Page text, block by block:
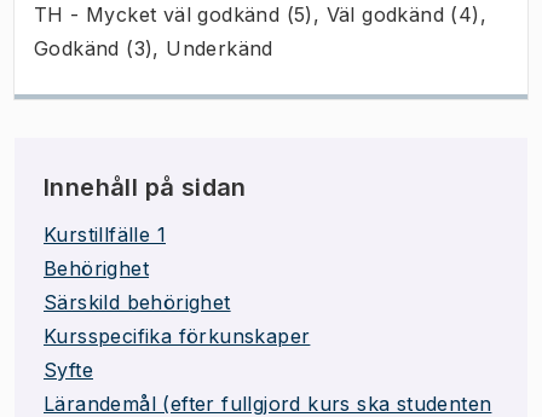
TH - Mycket väl godkänd (5), Väl godkänd (4),
Godkänd (3), Underkänd
Innehåll på sidan
Kurstillfälle 1
Behörighet
Särskild behörighet
Kursspecifika förkunskaper
Syfte
Lärandemål (efter fullgjord kurs ska studenten